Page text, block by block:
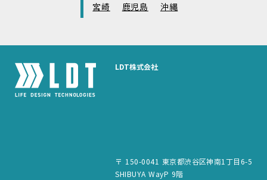
宮崎
鹿児島 沖縄
LDT株式会社
〒 150-0041 東京都渋谷区神南1丁目6-5
SHIBUYA WayP 9階